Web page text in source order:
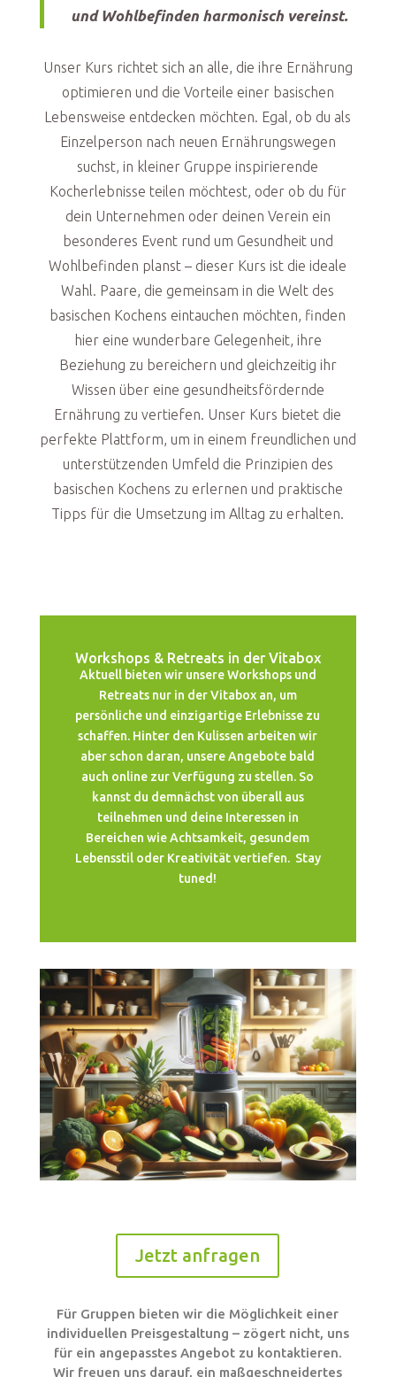
und Wohlbefinden harmonisch vereinst.
Unser Kurs richtet sich an alle, die ihre Ernährung
optimieren und die Vorteile einer basischen
Lebensweise entdecken möchten. Egal, ob du als
Einzelperson nach neuen Ernährungswegen
suchst, in kleiner Gruppe inspirierende
Kocherlebnisse teilen möchtest, oder ob du für
dein Unternehmen oder deinen Verein ein
besonderes Event rund um Gesundheit und
Wohlbefinden planst – dieser Kurs ist die ideale
Wahl. Paare, die gemeinsam in die Welt des
basischen Kochens eintauchen möchten, finden
hier eine wunderbare Gelegenheit, ihre
Beziehung zu bereichern und gleichzeitig ihr
Wissen über eine gesundheitsfördernde
Ernährung zu vertiefen. Unser Kurs bietet die
perfekte Plattform, um in einem freundlichen und
unterstützenden Umfeld die Prinzipien des
basischen Kochens zu erlernen und praktische
Tipps für die Umsetzung im Alltag zu erhalten.
Workshops & Retreats in der Vitabox
Aktuell bieten wir unsere Workshops und
Retreats nur in der Vitabox an, um
persönliche und einzigartige Erlebnisse zu
schaffen. Hinter den Kulissen arbeiten wir
aber schon daran, unsere Angebote bald
auch online zur Verfügung zu stellen. So
kannst du demnächst von überall aus
teilnehmen und deine Interessen in
Bereichen wie Achtsamkeit, gesundem
Lebensstil oder Kreativität vertiefen. Stay
tuned!
Jetzt anfragen
Für Gruppen bieten wir die Möglichkeit einer
individuellen Preisgestaltung – zögert nicht, uns
für ein angepasstes Angebot zu kontaktieren.
Wir freuen uns darauf, ein maßgeschneidertes